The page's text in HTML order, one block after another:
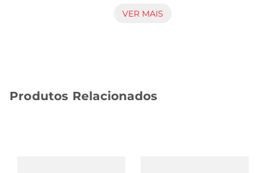
caixa contém 10 cápsulas, com um total de 75g,
pela renomada marca 3 Corações, este café é
VER MAIS
Produtos Relacionados